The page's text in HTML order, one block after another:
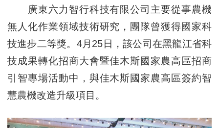
廣東六力智行科技有限公司主要從事農機
無人化作業領域技術研究，團隊曾獲得國家科
技進步二等獎。4月25日，該公司在黑龍江省科
技成果轉化招商大會暨佳木斯國家農高區招商
引智專場活動中，與佳木斯國家農高區簽約智
慧農機改造升級項目。